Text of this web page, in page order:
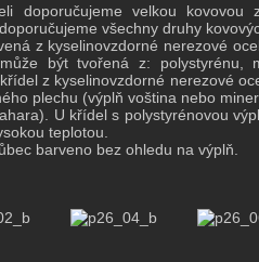
doporučujeme velkou kovovou
všechny druhy
z kyselinovzdorné nerezové
být tvořená z: polystyrénu,
z kyselinovzdorné nerezové
plechu (výplň voština nebo
U křídel s polystyrénovou
teplotou.
barveno bez ohledu na výplň.